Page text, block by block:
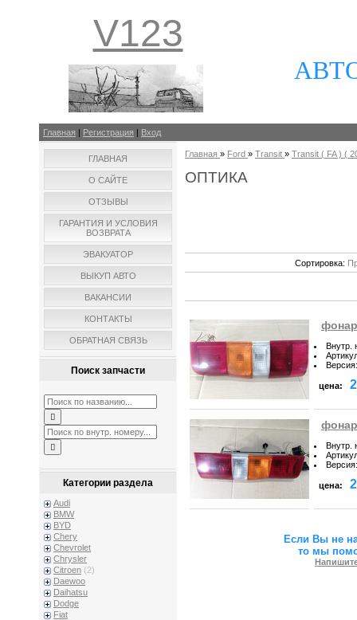
V123
Главная | Регистрация | Вход
ГЛАВНАЯ
О САЙТЕ
ОТЗЫВЫ
ГАРАНТИЯ И УСЛОВИЯ
ВОЗВРАТА
ЭВАКУАТОР
ВЫКУП АВТО
ВАКАНСИИ
КОНТАКТЫ
ОБРАТНАЯ СВЯЗЬ
Поиск запчасти
Категории раздела
Audi
BMW
BYD
Chery
Chevrolet
Chrysler
Citroen (2)
Daewoo
Daihatsu
Dodge
Fiat
Главная » Ford » Transit » Transit ( FA ) (
ОПТИКА
Сортировка:
Внутр.
Версия:
цена:
Внутр.
Версия:
цена:
Если Вы не
то мы